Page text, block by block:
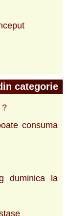
categorie
?
consuma
duminica la